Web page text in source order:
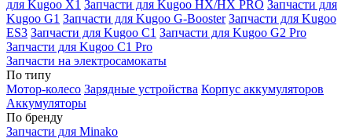
для Kugoo X1 Запчасти для Kugoo HX/HX PRO Запчасти для
Kugoo G1 Запчасти для Kugoo G-Booster Запчасти для Kugoo
ES3 Запчасти для Kugoo C1 Запчасти для Kugoo G2 Pro
Запчасти для Kugoo C1 Pro
Запчасти на электросамокаты
По типу
Мотор-колесо Зарядные устройства Корпус аккумуляторов
Аккумуляторы
По бренду
Запчасти для Minako